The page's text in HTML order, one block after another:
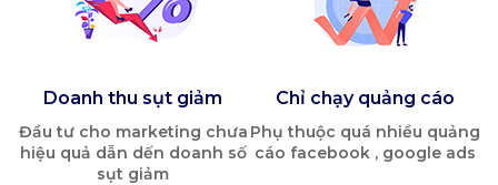
Doanh thu sụt giảm
Đầu tư cho marketing chưa
hiệu quả dẫn dến doanh số
sụt giảm
Chỉ chạy quảng cáo
Phụ thuộc quá nhiều quảng
cáo facebook , google ads